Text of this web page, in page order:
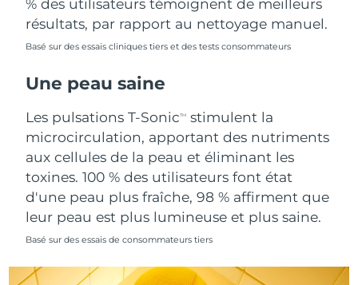
% des utilisateurs témoignent de meilleurs
résultats, par rapport au nettoyage manuel.
Basé sur des essais cliniques tiers et des tests consommateurs
Une peau saine
Les pulsations T-SonicTM
stimulent la
microcirculation, apportant des nutriments
aux cellules de la peau et éliminant les
toxines. 100 % des utilisateurs font état
d'une peau plus fraîche, 98 % affirment que
leur peau est plus lumineuse et plus saine.
Basé sur des essais de consommateurs tiers
Singapour Livraison estimée 8/10/26
Slovaquie Livraison estimée
Slovénie
Afrique du Sud Livraison estimée
Corée du Sud Livraison estimée8/10/26
Espagne Livraison estimée8/8/26
Suède Livraison estimée
Suisse Livraison estimée